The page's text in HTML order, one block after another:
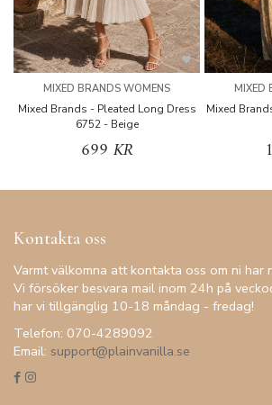
MIXED BRANDS WOMENS
Mixed Brands - Pleated Long Dress
6752 - Beige
699 KR
MIXED
Mixed
Kontakta oss
Varmt välkomna att kontakta oss om ni har
Vi försöker besvara mail inom 24h på
har vi tillgänglig 10-18 måndag - fredag!
Telefon: 070-4289092
Email: support@plainvanilla.se